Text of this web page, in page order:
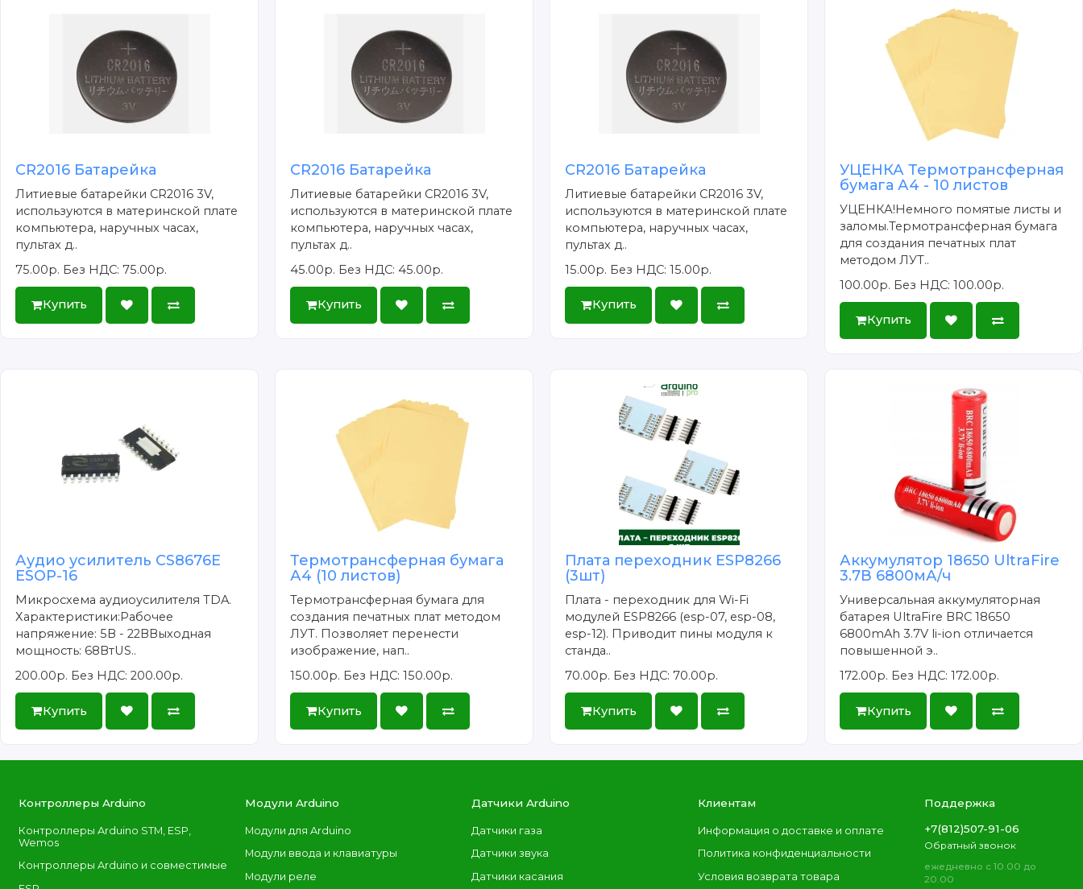
CR2016 Батарейка
Литиевые батарейки CR2016 3V,
используются в материнской плате
компьютера, наручных часах,
пультах д..
75.00р. Без НДС: 75.00р.
Купить
CR2016 Батарейка
Литиевые батарейки CR2016 3V,
используются в материнской плате
компьютера, наручных часах,
пультах д..
45.00р. Без НДС: 45.00р.
Купить
CR2016 Батарейка
Литиевые батарейки CR2016 3V,
используются в материнской плате
компьютера, наручных часах,
пультах д..
15.00р. Без НДС: 15.00р.
Купить
УЦЕНКА Термотрансферная
бумага А4 - 10 листов
УЦЕНКА!Немного помятые листы и
заломы.Термотрансферная бумага
для создания печатных плат
методом ЛУТ..
100.00р. Без НДС: 100.00р.
Купить
Аудио усилитель CS8676E
ESOP-16
Микросхема аудиоусилителя TDA.
Характеристики:Рабочее
напряжение: 5В - 22ВВыходная
мощность: 68ВтUS..
200.00р. Без НДС: 200.00р.
Купить
Термотрансферная бумага
А4 (10 листов)
Термотрансферная бумага для
создания печатных плат методом
ЛУТ. Позволяет перенести
изображение, нап..
150.00р. Без НДС: 150.00р.
Купить
Плата переходник ESP8266
(3шт)
Плата - переходник для Wi-Fi
модулей ESP8266 (esp-07, esp-08,
esp-12). Приводит пины модуля к
станда..
70.00р. Без НДС: 70.00р.
Купить
Аккумулятор 18650 UltraFire
3.7В 6800мА/ч
Универсальная аккумуляторная
батарея UltraFire BRC 18650
6800mAh 3.7V li-ion отличается
повышенной э..
172.00р. Без НДС: 172.00р.
Купить
Контроллеры Arduino
Контроллеры Arduino STM, ESP,
Wemos
Контроллеры Arduino и совместимые
Модули Arduino
Модули для Arduino
Модули ввода и клавиатуры
Модули реле
Датчики Arduino
Датчики газа
Датчики звука
Датчики касания
Клиентам
Информация о доставке и оплате
Политика конфиденциальности
Условия возврата товара
Поддержка
+7(812)507-91-06
Обратный звонок
ежедневно с 10.00 до
20.00